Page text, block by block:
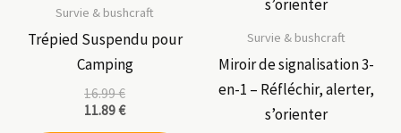
Survie & bushcraft
Trépied Suspendu pour
Camping
16.99€
11.89€
Survie & bushcraft
Miroir de signalisation 3-
en-1 – Réfléchir, alerter,
s’orienter